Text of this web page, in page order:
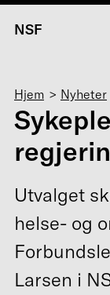
NSF
Hjem Nyheter
Utvalget
helse- og
Larsen i